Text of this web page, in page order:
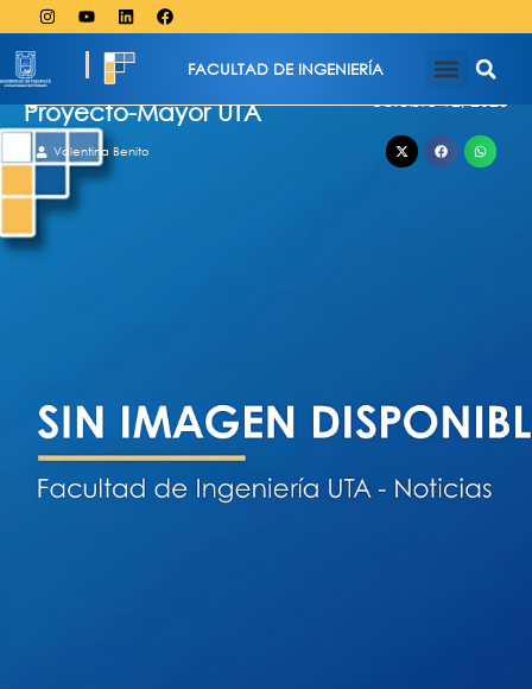
FACULTAD DE INGENIERÍA
octubre 12, 2023
Proyecto-Mayor UTA
Valentina Benito